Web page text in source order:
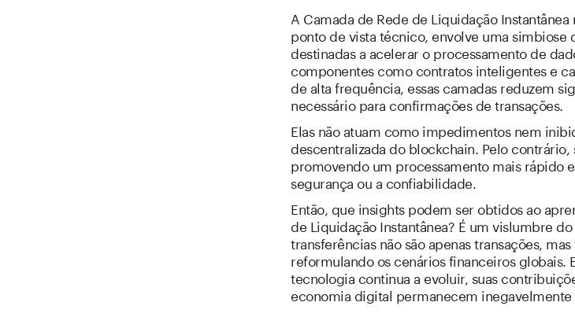
A Camada de Rede de Liquidação
ponto de vista técnico, envolve uma simbiose
destinadas a acelerar o processamento de
componentes como contratos inteligentes e
de alta frequência, essas camadas reduzem
necessário para confirmações de transações.
Elas não atuam como impedimentos nem
descentralizada do blockchain. Pelo
promovendo um processamento mais rápido
segurança ou a confiabilidade.
Então, que insights podem ser obtidos ao
de Liquidação Instantânea? É um vislumbre
transferências não são apenas transações,
reformulando os cenários financeiros globais.
tecnologia continua a evoluir, suas
economia digital permanecem inegavelmente